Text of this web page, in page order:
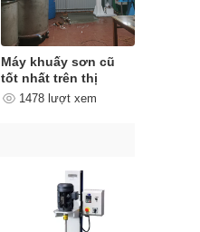
Máy khuấy sơn cũ
tốt nhất trên thị
trường
1478 lượt xem